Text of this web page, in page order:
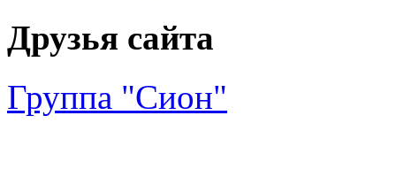
Друзья сайта
Группа "Сион"